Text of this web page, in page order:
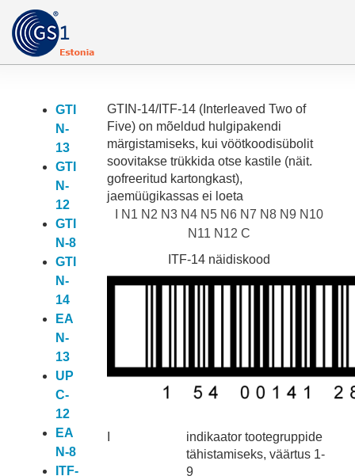
GTI
N-
13
GTI
N-
12
GTI
N-8
GTI
N-
14
EA
N-
13
UP
C-
12
EA
N-8
ITF-
GTIN-14/ITF-14 (Interleaved Two of
Five) on mõeldud hulgipakendi
märgistamiseks, kui vöötkoodisübolit
soovitakse trükkida otse kastile (näit.
gofreeritud kartongkast),
jaemüügikassas ei loeta
I N1 N2 N3 N4 N5 N6 N7 N8 N9 N10
N11 N12 C
ITF-14 näidiskood
indikaator tootegruppide
tähistamiseks, väärtus 1-
9